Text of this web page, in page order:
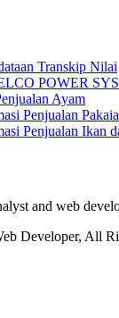
Transkip Nilai
POWER
Ayam
Penjualan
Penjualan Ikan
and web
Developer, All